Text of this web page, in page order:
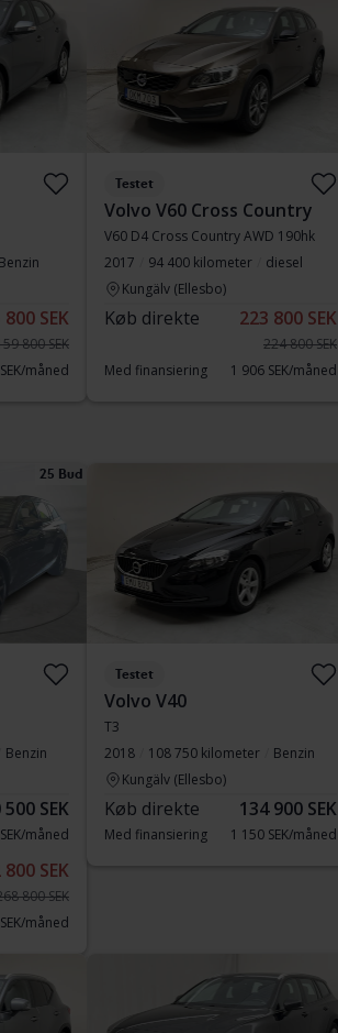
Benzin
SEK
800 SEK
måned
Testet
Volvo V60 Cross Country
V60 D4 Cross Country AWD 190hk
2017
94 400 kilometer
diesel
Kungälv (Ellesbo)
Køb direkte 223 800 SEK
224 800 SEK
Med finansiering
1 906 SEK/måned
25 Bud
Benzin
SEK
måned
SEK
800 SEK
måned
Testet
Volvo V40
T3
2018
108 750 kilometer
Benzin
Kungälv (Ellesbo)
Køb direkte 134 900 SEK
Med finansiering 1 150 SEK/måned